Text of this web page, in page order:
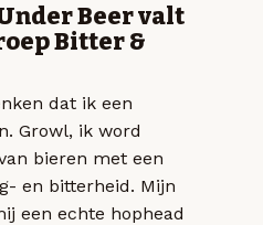
Beer valt
Bitter &
dat ik een
Growl, ik word
bieren met een
en bitterheid. Mijn
een echte hophead